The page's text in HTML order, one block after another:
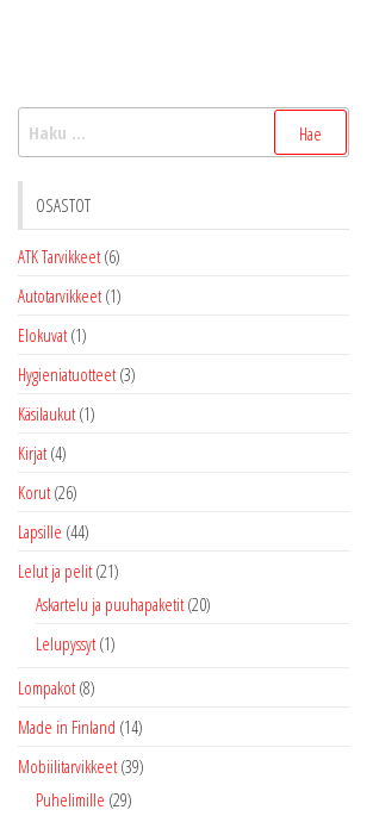
Haku:
OSASTOT
ATK Tarvikkeet (6)
Autotarvikkeet (1)
Elokuvat (1)
Hygieniatuotteet (3)
Käsilaukut (1)
Kirjat (4)
Korut (26)
Lapsille (44)
Lelut ja pelit (21)
Askartelu ja puuhapaketit (20)
Lelupyssyt (1)
Lompakot (8)
Made in Finland (14)
Mobiilitarvikkeet (39)
Puhelimille (29)